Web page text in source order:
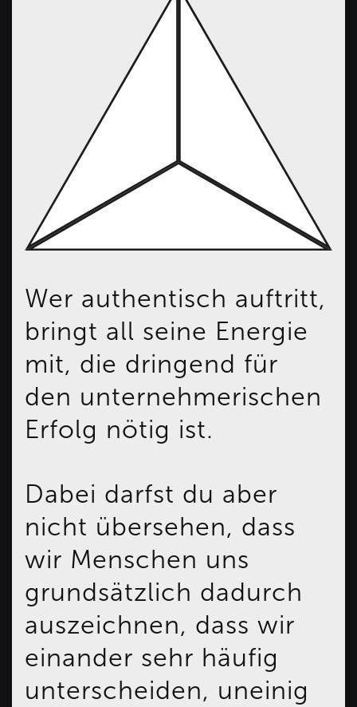
Wer authentisch auftritt,
bringt all seine Energie
mit, die dringend für
den unternehmerischen
Erfolg nötig ist.
Dabei darfst du aber
nicht übersehen, dass
wir Menschen uns
grundsätzlich dadurch
auszeichnen, dass wir
einander sehr häufig
unterscheiden, uneinig